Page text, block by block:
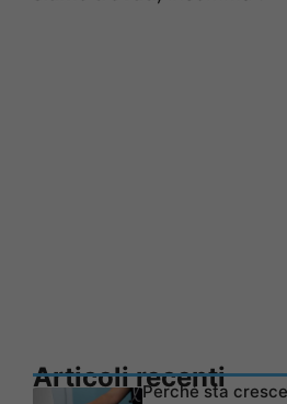
Articoli recenti
Perché sta